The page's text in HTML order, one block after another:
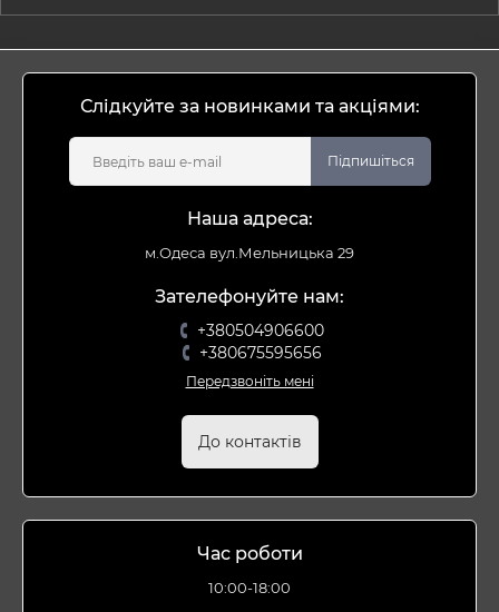
Слідкуйте за новинками та акціями:
Підпишіться
Наша адреса:
м.Одеса вул.Мельницька 29
Зателефонуйте нам:
+380504906600
+380675595656
Передзвоніть мені
До контактів
Час роботи
10:00-18:00